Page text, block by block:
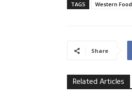
TAGS Western Food
Share
Related Articles